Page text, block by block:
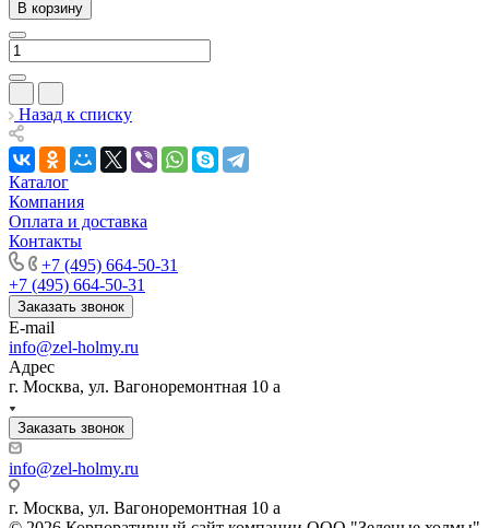
В корзину
Назад к списку
Каталог
Компания
Оплата и доставка
Контакты
+7 (495) 664-50-31
+7 (495) 664-50-31
Заказать звонок
E-mail
info@zel-holmy.ru
Адрес
г. Москва, ул. Вагоноремонтная 10 а
Заказать звонок
info@zel-holmy.ru
г. Москва, ул. Вагоноремонтная 10 а